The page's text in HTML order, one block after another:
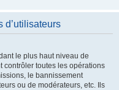
d’utilisateurs
le plus haut niveau de
contrôler toutes les opérations
le bannissement
ou de modérateurs, etc. Ils